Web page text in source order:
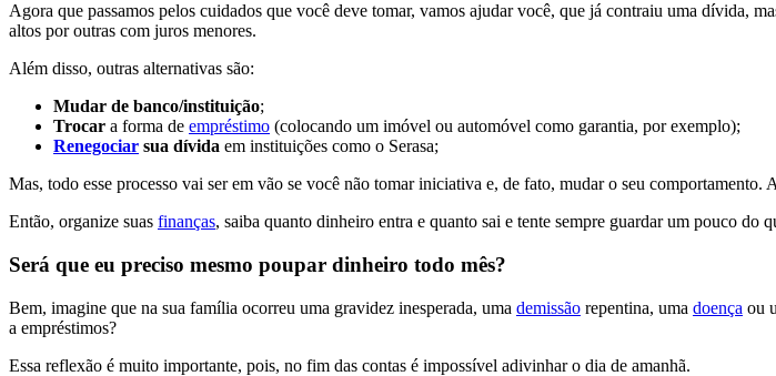
Agora que passamos pelos cuidados que você deve tomar, vamos ajudar você, que já contraiu uma dívida,
altos por outras com juros menores.
Além disso, outras alternativas são:
Mudar de banco/instituição;
Trocar a forma de empréstimo (colocando um imóvel ou automóvel como garantia, por exemplo);
Renegociar sua dívida em instituições como o Serasa;
Mas, todo esse processo vai ser em vão se você não tomar iniciativa e, de fato, mudar o seu comportamento.
Então, organize suas finanças, saiba quanto dinheiro entra e quanto sai e tente sempre guardar um pouco do
Será que eu preciso mesmo poupar dinheiro todo mês?
Bem, imagine que na sua família ocorreu uma gravidez inesperada, uma demissão repentina, uma doença ou
a empréstimos?
Essa reflexão é muito importante, pois, no fim das contas é impossível adivinhar o dia de amanhã.